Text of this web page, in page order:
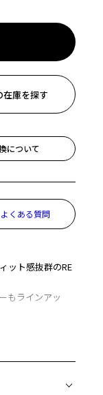
在庫を探す
について
よくある質問
ット感抜群のRE
もラインアッ